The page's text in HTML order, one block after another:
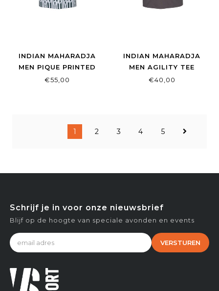
INDIAN MAHARADJA
MEN PIQUE PRINTED
POLO HUNTER GREEN
€55,00
INDIAN MAHARADJA
MEN AGILITY TEE
WALNUT
€40,00
1 2 3 4 5
Schrijf je in voor onze nieuwsbrief
Blijf op de hoogte van speciale avonden en events
VERSTUREN